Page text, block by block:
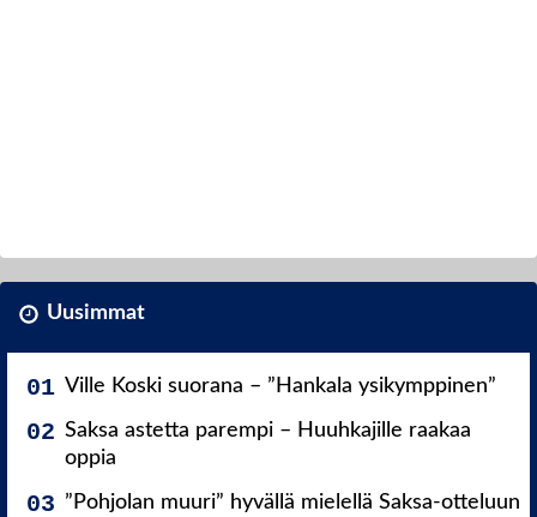
Uusimmat
Ville Koski suorana – ”Hankala ysikymppinen”
Saksa astetta parempi – Huuhkajille raakaa
oppia
”Pohjolan muuri” hyvällä mielellä Saksa-otteluun